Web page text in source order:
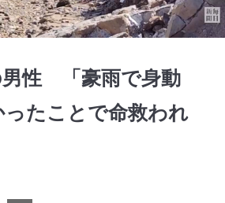
男性 「豪雨で身動
ったことで命救われ